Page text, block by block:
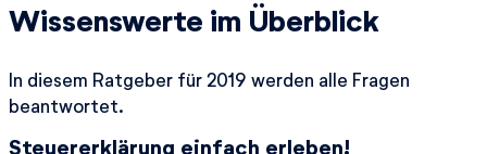
Wissenswerte im Überblick
In diesem Ratgeber für 2019 werden alle Fragen
beantwortet.
Steuererklärung einfach erleben!